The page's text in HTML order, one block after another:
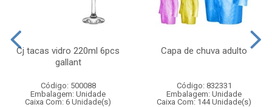
Cj tacas vidro 220ml 6pcs
gallant
Código: 500088
Embalagem: Unidade
Caixa Com: 6 Unidade(s)
Capa de chuva adulto
Código: 832331
Embalagem: Unidade
Caixa Com: 144 Unidade(s)